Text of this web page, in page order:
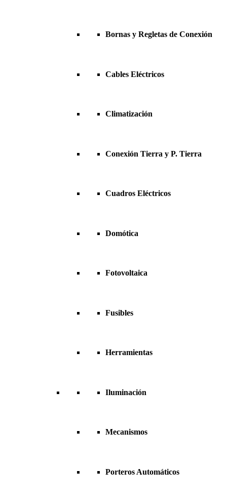
Bornas y Regletas de Conexión
Cables Eléctricos
Climatización
Conexión Tierra y P. Tierra
Cuadros Eléctricos
Domótica
Fotovoltaica
Fusibles
Herramientas
Iluminación
Mecanismos
Porteros Automáticos